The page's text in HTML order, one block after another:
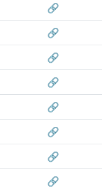
🔗
🔗
🔗
🔗
🔗
🔗
🔗
🔗